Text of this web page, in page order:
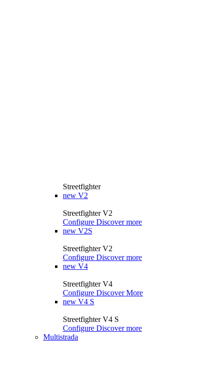
Streetfighter
new V2
Streetfighter V2
Configure Discover more
new V2S
Streetfighter V2
Configure Discover more
new V4
Streetfighter V4
Configure Discover More
new V4 S
Streetfighter V4 S
Configure Discover more
Multistrada